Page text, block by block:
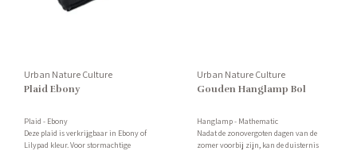
Urban Nature Culture
Plaid Ebony
Plaid - Ebony
Deze plaid is verkrijgbaar in Ebony of
Lilypad kleur. Voor stormachtige
Urban Nature Culture
Gouden Hanglamp Bol
Hanglamp - Mathematic
Nadat de zonovergoten dagen van de
zomer voorbij zijn, kan de duisternis